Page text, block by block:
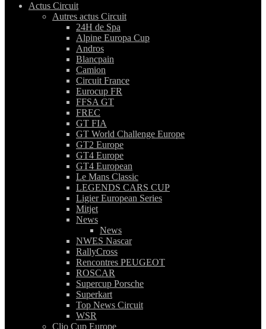
Actus Circuit
Autres actus Circuit
24H de Spa
Alpine Europa Cup
Andros
Blancpain
Camion
Circuit France
Eurocup FR
FFSA GT
FREC
GT FIA
GT World Challenge Europe
GT2 Europe
GT4 Europe
GT4 European
Le Mans Classic
LEGENDS CARS CUP
Ligier European Series
Mitjet
News
News
NWES Nascar
RallyCross
Rencontres PEUGEOT
ROSCAR
Supercup Porsche
Superkart
Top News Circuit
WSR
Clio Cup Europe